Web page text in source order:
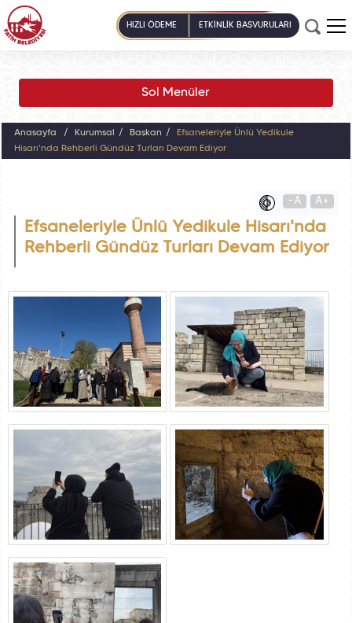
HIZLI ÖDEME ETKİNLİK BAŞVURULARI
Sol Menüler
Anasayfa Kurumsal Başkan
Efsaneleriyle Ünlü Yedikule
Hisarı'nda Rehberli Gündüz Turları Devam Ediyor
-A A+
Efsaneleriyle Ünlü Yedikule Hisarı'nda
Rehberli Gündüz Turları Devam Ediyor